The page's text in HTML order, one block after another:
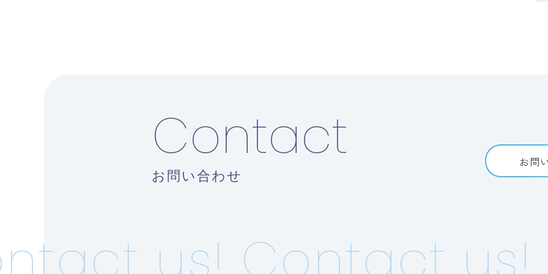
Contact
お問い合わせ
お問
us! Contact us!